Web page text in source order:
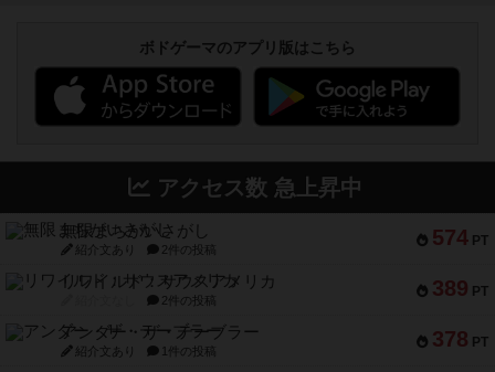
ボドゲーマのアプリ版はこちら
アクセス数 急上昇中
574 PT
無限まちがいさがし
紹介文あり 2件の投稿
389 PT
リワイルド：サウスアメリカ
2件の投稿
378 PT
アンダー・ザ・テーブラー
紹介文あり 1件の投稿